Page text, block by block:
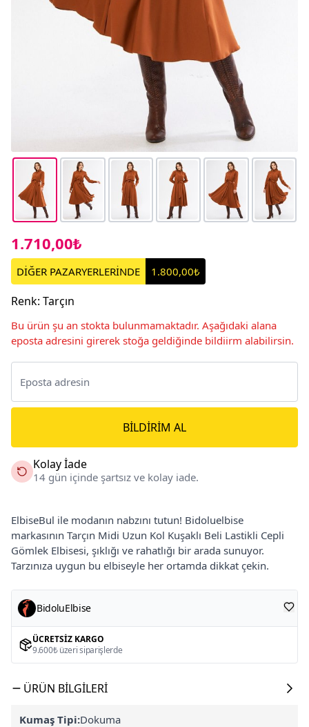
1.710,00₺
DİĞER PAZARYERLERİNDE 1.800,00₺
Renk: Tarçın
Bu ürün şu an stokta bulunmamaktadır. Aşağıdaki alana
eposta adresini girerek stoğa geldiğinde bildiirm alabilirsin.
BILDIRIM AL
Kolay İade
14 gün içinde şartsız ve kolay iade.
ElbiseBul ile modanın nabzını tutun! Bidoluelbise
markasının Tarçın Midi Uzun Kol Kuşaklı Beli Lastikli Cepli
Gömlek Elbisesi, şıklığı ve rahatlığı bir arada sunuyor.
Tarzınıza uygun bu elbiseyle her ortamda dikkat çekin.
BidoluElbise
ÜCRETSIZ KARGO
9.600₺ üzeri siparişlerde
ÜRÜN BILGILERI
Kumaş Tipi:Dokuma